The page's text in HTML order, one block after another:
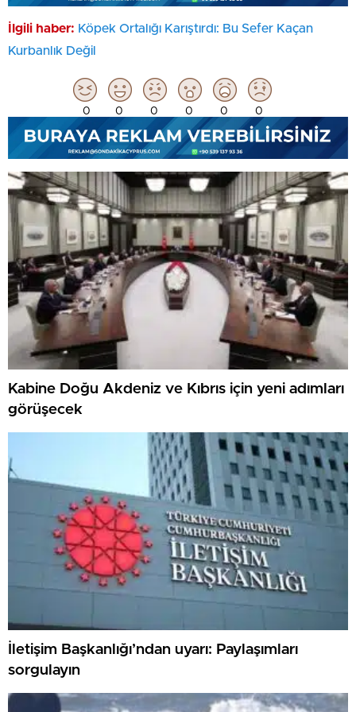
İlgili haber: Köpek Ortalığı Karıştırdı: Bu Sefer Kaçan
Kurbanlık Değil
0 0 0 0 0 0
Kabine Doğu Akdeniz ve Kıbrıs için yeni adımları
görüşecek
İletişim Başkanlığı’ndan uyarı: Paylaşımları
sorgulayın